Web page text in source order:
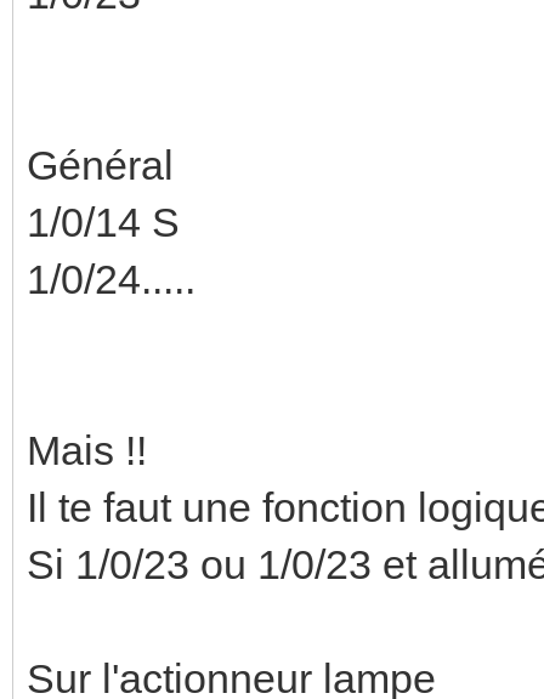
Général
1/0/14 S
1/0/24.....
Mais !!
Il te faut une fonction
Si 1/0/23 ou 1/0/23 et
Sur l'actionneur lampe